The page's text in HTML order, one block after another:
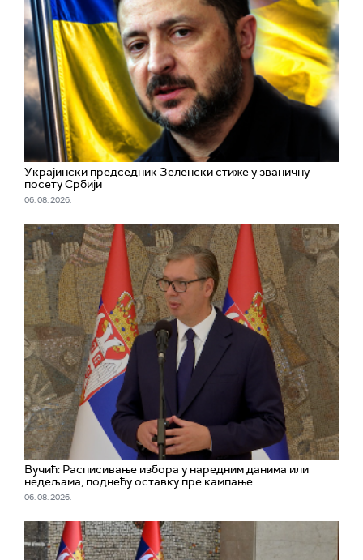
Украјински председник Зеленски стиже у званичну
посету Србији
06. 08. 2026.
Вучић: Расписивање избора у наредним данима или
недељама, поднећу оставку пре кампање
06. 08. 2026.